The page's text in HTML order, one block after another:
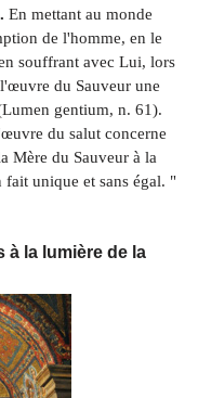
En mettant au monde
de l'homme, en le
souffrant avec Lui, lors
du Sauveur une
gentium, n. 61).
du salut concerne
Mère du Sauveur à la
fait unique et sans égal. "
à la lumière de la